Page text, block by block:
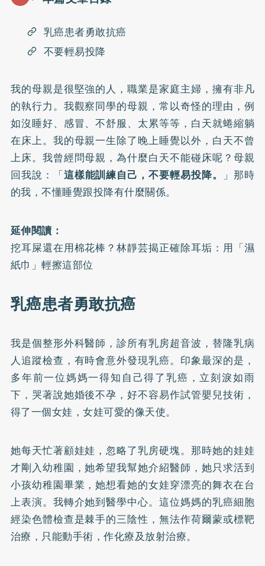
乳癌患者勇敢抗癌
不要輕易投降
我的母親是很堅強的人，職業是家庭主婦，擁有非凡
的執行力。我觀察同學的母親，常以奇怪的理由，例
如沒睡好、感冒、不舒服、太累等等，白天就蜷縮躺
在床上。我的母親一生除了晚上睡覺以外，白天不曾
上床。我曾經問母親，為什麼白天不能碰床呢？母親
回我說：「這樣能訓練自己，不要輕易投降。
」那時
的我，不懂睡覺跟投降有什麼關係。
延伸閱讀：
挖耳屎還在用棉花棒？林靜芸揭正確除耳垢：用「濕
紙巾」輕擦這部位
乳癌患者勇敢抗癌
我是個整形外科醫師，診所有乳房超音波，替隆乳病
人追蹤檢查，有時會意外發現乳癌。印象最深的是，
多年前一位媽媽一得知自己得了乳癌，立刻淚如雨
下，哭著說她婚後不孕，好不容易作試管嬰兒技術，
得了一個女娃，女娃可愛的像天使。
她每天忙著顧娃娃，忽略了乳房硬塊。那時她的娃娃
才剛入幼稚園，她希望我幫她介紹醫師，她只求活到
小孩幼稚園畢業，她想看她的女娃穿漂亮的舞衣在台
上表演。我轉介她到醫學中心。這位媽媽的乳癌細胞
經染色體檢查是棘手的三陰性，無法作荷爾蒙或標靶
治療，只能動手術，作化療及放射治療。